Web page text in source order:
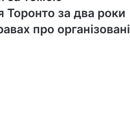
Торонто за два роки
про організовані